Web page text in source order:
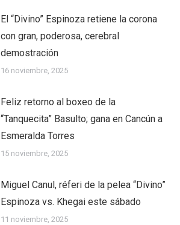
El “Divino” Espinoza retiene la corona
con gran, poderosa, cerebral
demostración
16 noviembre, 2025
Feliz retorno al boxeo de la
“Tanquecita” Basulto; gana en Cancún a
Esmeralda Torres
15 noviembre, 2025
Miguel Canul, réferi de la pelea “Divino”
Espinoza vs. Khegai este sábado
11 noviembre, 2025